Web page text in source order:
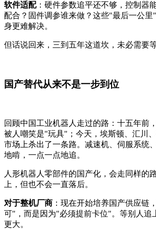
软件适配：硬件参数追平还不够，控制器
配合？固件调参谁来做？这些"最后一公
身更难解决。
但话说回来，三到五年这道坎，未必需要
国产替代从来不是一步到位
回顾中国工业机器人走过的路：十五年前
被人嘲笑是"玩具"；今天，埃斯顿、汇川
市场上杀出了一条路。减速机、伺服系统
地啃，一点一点地追。
人形机器人零部件的国产化，会走同样的
上，但也不会一直落后。
对于整机厂商 ：现在开始培养国产供应链
可"，而是因为"必须提前卡位"。等别人追
更大。